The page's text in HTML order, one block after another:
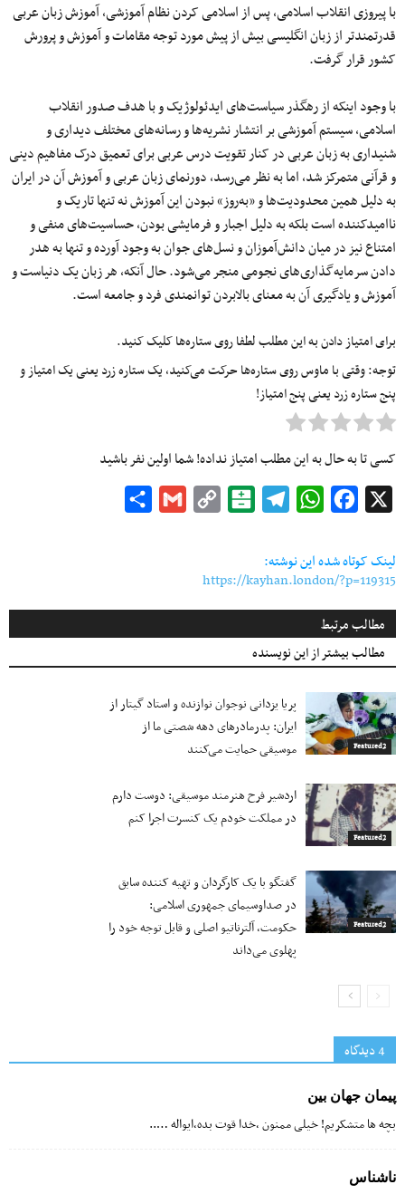
با پیروزی انقلاب اسلامی، پس از اسلامی کردن نظام آموزشی، آموزش زبان عربی
قدرتمندتر از زبان انگلیسی بیش از پیش مورد توجه مقامات و آموزش و پرورش
کشور قرار گرفت.
با وجود اینکه از رهگذر سیاست‌های ایدئولوژیک و با هدف صدور انقلاب
اسلامی، سیستم آموزشی بر انتشار نشریه‌ها و رسانه‌های مختلف دیداری و
شنیداری به زبان عربی در کنار تقویت درس عربی برای تعمیق درک مفاهیم دینی
و قرآنی متمرکز شد، اما به نظر می‌رسد، دورنمای زبان عربی و آموزش آن در ایران
به دلیل همین محدودیت‌ها و «به‌روز» نبودن این آموزش نه تنها تاریک و
ناامیدکننده است بلکه به دلیل اجبار و فرمایشی بودن، حساسیت‌های منفی و
امتناع نیز در میان دانش‌آموزان و نسل‌های جوان به وجود آورده و تنها به هدر
دادن سرمایه‌گذاری‌های نجومی منجر می‌شود. حال آنکه، هر زبان یک دنیاست و
آموزش و یادگیری آن به معنای بالابردن توانمندی فرد و جامعه است.
برای امتیاز دادن به این مطلب لطفا روی ستاره‌ها کلیک کنید.
توجه: وقتی با ماوس روی ستاره‌ها حرکت می‌کنید، یک ستاره زرد یعنی یک امتیاز و
پنج ستاره زرد یعنی پنج امتیاز!
کسی تا به حال به این مطلب امتیاز نداده! شما اولین نفر باشید
Facebook
WhatsApp
Telegram
Balatarin
Copy
Gmail
لینک کوتاه شده این نوشته:
https://kayhan.london/?p=119315
مطالب مرتبط
مطالب بیشتر از این نویسنده
Featured2
پریا یزدانی نوجوان نوازنده و ‌استاد گیتار از
ایران: پدرمادرهای دهه شصتی ما از
موسیقی حمایت می‌کنند
Featured2
اردشیر فرح هنرمند موسیقی: دوست دارم
در مملکت خودم یک کنسرت اجرا کنم
Featured2
گفتگو با یک کارگردان و تهیه کننده سابق
در صداوسیمای جمهوری اسلامی:
حکومت، آلترناتیو اصلی و قابل توجه خود را
پهلوی می‌داند
4 دیدگاه‌
پیمان جهان بین
بچه ها متشکریم! خیلی ممنون ،خدا قوت بده،ایواله …..
ناشناس